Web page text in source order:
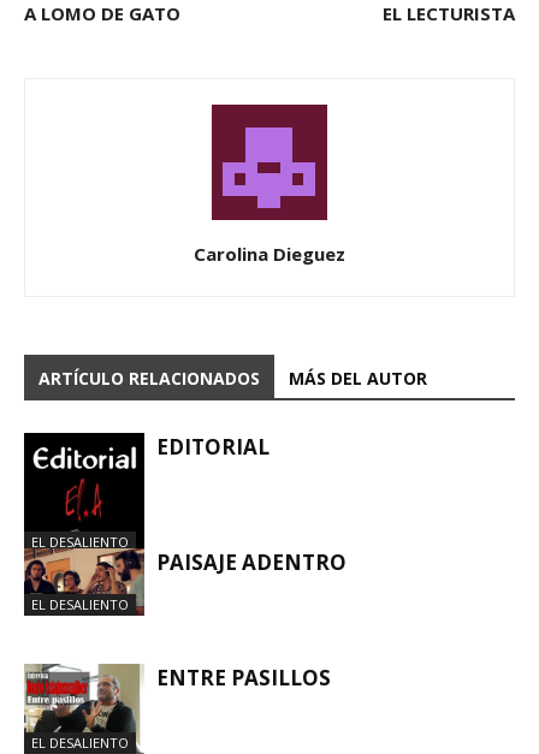
A LOMO DE GATO EL LECTURISTA
Carolina Dieguez
ARTÍCULO RELACIONADOS MÁS DEL AUTOR
EL DESALIENTO
EDITORIAL
EL DESALIENTO
PAISAJE ADENTRO
EL DESALIENTO
ENTRE PASILLOS